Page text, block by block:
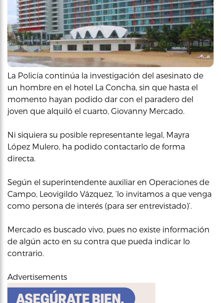
La Policía continúa la investigación del asesinato de
un hombre en el hotel La Concha, sin que hasta el
momento hayan podido dar con el paradero del
joven que alquiló el cuarto, Giovanny Mercado.
Ni siquiera su posible representante legal, Mayra
López Mulero, ha podido contactarlo de forma
directa.
Según el superintendente auxiliar en Operaciones de
Campo, Leovigildo Vázquez, ‘lo invitamos a que venga
como persona de interés (para ser entrevistado)’.
Mercado es buscado vivo, pues no existe información
de algún acto en su contra que pueda indicar lo
contrario.
Advertisements